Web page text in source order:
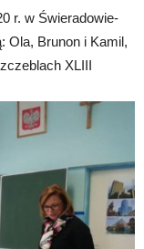
r. w Świeradowie-
Ola, Brunon i Kamil,
XLIII